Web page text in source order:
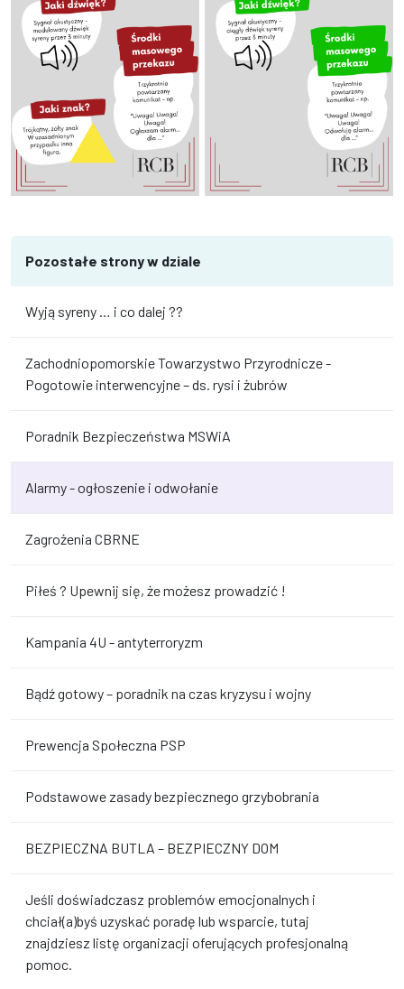
Pozostałe strony w dziale
Wyją syreny … i co dalej ??
Zachodniopomorskie Towarzystwo Przyrodnicze -
Pogotowie interwencyjne – ds. rysi i żubrów
Poradnik Bezpieczeństwa MSWiA
Alarmy - ogłoszenie i odwołanie
Zagrożenia CBRNE
Piłeś ? Upewnij się, że możesz prowadzić !
Kampania 4U - antyterroryzm
Bądź gotowy – poradnik na czas kryzysu i wojny
Prewencja Społeczna PSP
Podstawowe zasady bezpiecznego grzybobrania
BEZPIECZNA BUTLA – BEZPIECZNY DOM
Jeśli doświadczasz problemów emocjonalnych i
chciał(a)byś uzyskać poradę lub wsparcie, tutaj
znajdziesz listę organizacji oferujących profesjonalną
pomoc.